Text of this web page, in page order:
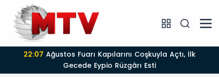
22:06 Geleneksel Ağustos Fuarı Esnafın Yüzünü
Güldürdü